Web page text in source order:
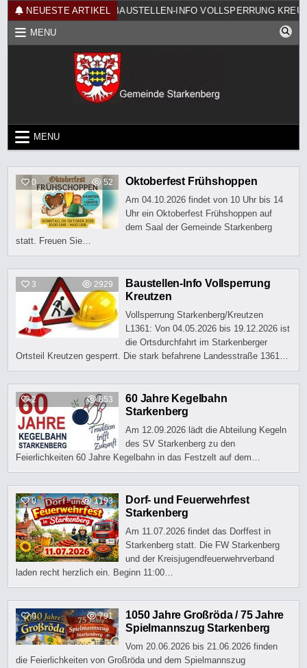
Skip
content
NEUESTE ARTIKELBAUSTELLEN-INFO VOLLSPERRUNG
MENU
MENU
0 52 Oktoberfest Frühshoppen
Am 04.10.2026 findet von 10 Uhr bis 14
Uhr ein Oktoberfest Frühshoppen auf
dem Saal der Gemeinde Starkenberg
statt. Freuen Sie…
3 2929
Baustellen-Info Vollsperrung
Kreutzen
Vollsperrung Starkenberg/Kreutzen
L1361: Von 04.05.2026 bis 19.12.2026 ist
die Ortsdurchfahrt im Starkenberger
Ortsteil Kreutzen gesperrt. Die stark befahrene Landesstraße 1361…
2 853
60 Jahre Kegelbahn
Starkenberg
Am 12.09.2026 lädt die Abteilung Kegeln
des SV Starkenberg zu den
Feierlichkeiten 60 Jahre Kegelbahn in das Festzelt auf dem…
0 1193
Dorf- und Feuerwehrfest
Starkenberg
Am 11.07.2026 findet das Dorffest in
Starkenberg statt. Die FW Starkenberg
und der Kreisjugendfeuerwehrverband
laden recht herzlich ein. Beginn 11:00…
0 791
1050 Jahre Großröda / 75 Jahre
Spielmannszug Starkenberg
Vom 20.​06.​2026 bis 21.​06.​2026 finden
die Feierlichkeiten von Großröda und dem Spielmannszug